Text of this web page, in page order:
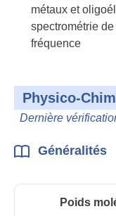
métaux et
spectrométrie
fréquence
Physico-
Dernière
Généralités
Poids